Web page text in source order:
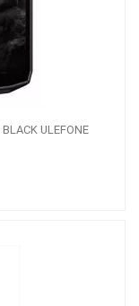
ULEFONE